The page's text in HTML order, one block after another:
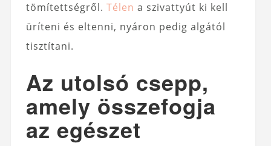
tömítettségről. Télen a szivattyút ki kell
üríteni és eltenni, nyáron pedig algától
tisztítani.
Az utolsó csepp,
amely összefogja
az egészet